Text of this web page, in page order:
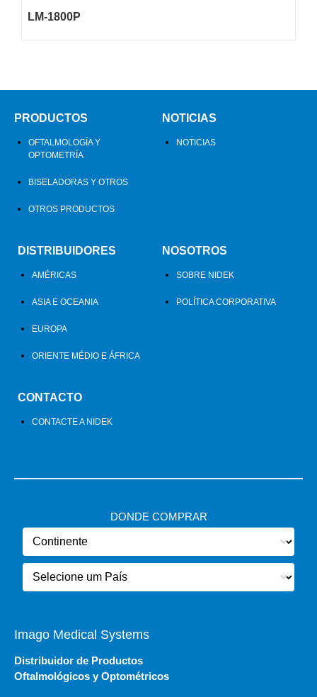
LM-1800P
PRODUCTOS
OFTALMOLOGÍA Y
OPTOMETRÍA
BISELADORAS Y OTROS
OTROS PRODUCTOS
NOTICIAS
NOTICIAS
DISTRIBUIDORES
AMÉRICAS
ASIA E OCEANIA
EUROPA
ORIENTE MÉDIO E ÁFRICA
NOSOTROS
SOBRE NIDEK
POLÍTICA CORPORATIVA
CONTACTO
CONTACTE A NIDEK
DONDE COMPRAR
Imago Medical Systems
Distribuidor de Productos
Oftalmológicos y Optométricos